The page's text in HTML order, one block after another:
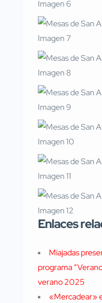
Enlaces
Miajadas
programa
verano 2025
«Mercadear»